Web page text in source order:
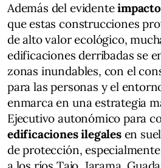
Además del evidente
que estas construcciones
de alto valor ecológico,
edificaciones derribadas se
zonas inundables, con el
para las personas y el
enmarca en una estrategia
Ejecutivo autonómico para
edificaciones ilegalesen
de protección,